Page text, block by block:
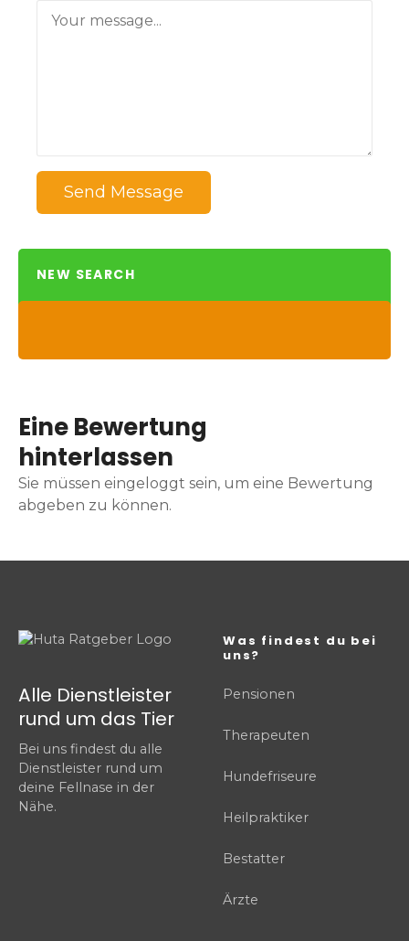
Send Message
NEW SEARCH
Eine Bewertung
hinterlassen
Sie müssen eingeloggt sein, um eine Bewertung
abgeben zu können.
Alle Dienstleister
rund um das Tier
Bei uns findest du alle
Dienstleister rund um
deine Fellnase in der
Nähe.
Was findest du bei
uns?
Pensionen
Therapeuten
Hundefriseure
Heilpraktiker
Bestatter
Ärzte